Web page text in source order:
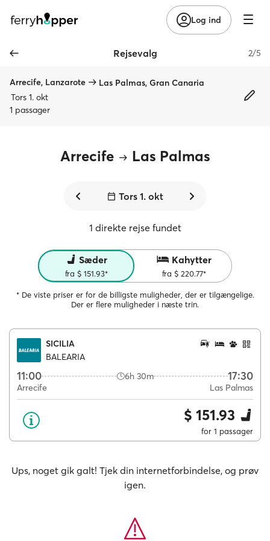
Log ind
Rejsevalg 2/5
Arrecife, Lanzarote
Las Palmas, Gran Canaria
Tors 1. okt
1 passager
Arrecife Las Palmas
Tors 1. okt
1 direkte rejse fundet
Sæder
fra $ 151.93*
Kahytter
fra $ 220.77*
* De viste priser er for de billigste muligheder, der er tilgængelige.
Der er flere muligheder i næste trin.
SICILIA
BALEARIA
11:00 6h 30m 17:30
Arrecife Las Palmas
$ 151.93
for 1 passager
Ups, noget gik galt! Tjek din internetforbindelse, og prøv
igen.